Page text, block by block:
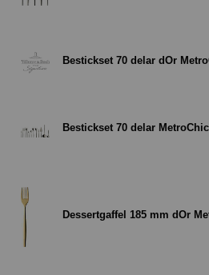
Bestickset 70 delar dOr
Bestickset 70 delar
Dessertgaffel 185 mm dOr